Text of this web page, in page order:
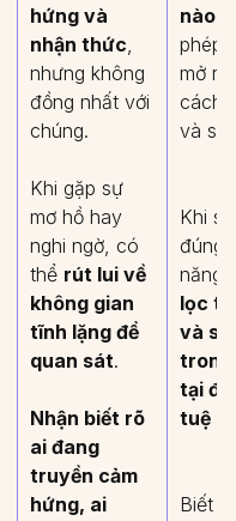
hứng và
nhận thức,
nhưng không
đồng nhất với
chúng.
Khi gặp sự
mơ hồ hay
nghi ngờ, có
thể rút lui về
không gian
tĩnh lặng để
quan sát.
Nhận biết rõ
ai đang
truyền cảm
hứng, ai
nào
phép
mở
cách
và
Khi
đúng,
năng
lọc
và
trong
tại
tuệ
Biết